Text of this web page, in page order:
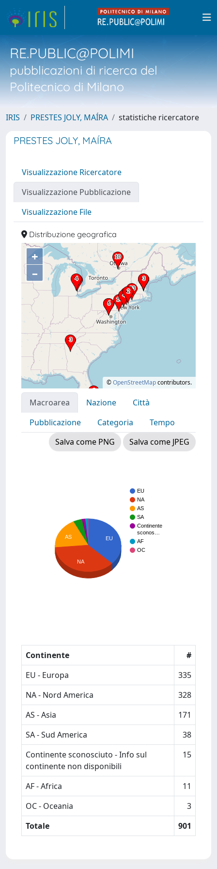
RE.PUBLIC@POLIMI
pubblicazioni di ricerca del
Politecnico di Milano
IRIS PRESTES JOLY, MAÍRA statistiche ricercatore
PRESTES JOLY, MAÍRA
Visualizzazione Ricercatore
Visualizzazione Pubblicazione
Visualizzazione File
Distribuzione geografica
+
–
©OpenStreetMapcontributors.
Macroarea Nazione
Città
Pubblicazione
Categoria
Tempo
Salva come PNG
Salva come JPEG
EU
NA
AS
SA
Continente
sconos…
AF
OC
EU
AS
NA
Continente
#
EU - Europa
335
NA - Nord America
328
AS - Asia
171
SA - Sud America
38
Continente sconosciuto - Info sul
continente non disponibili
15
AF - Africa
11
OC - Oceania
3
Totale
901